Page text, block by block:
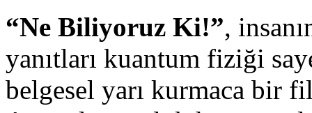
“Ne Biliyoruz Ki!”,
yanıtları kuantum fiziği
belgesel yarı kurmaca bir